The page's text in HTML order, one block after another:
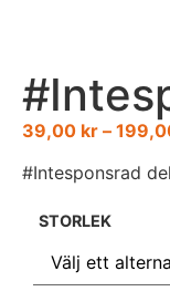
39,00 kr –
#Intesponsrad
STORLEK